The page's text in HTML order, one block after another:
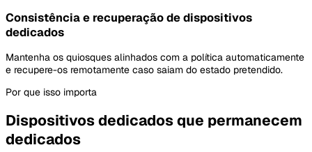
Consistência e recuperação de dispositivos
dedicados
Mantenha os quiosques alinhados com a política automaticamente
e recupere-os remotamente caso saiam do estado pretendido.
Por que isso importa
Dispositivos dedicados que permanecem
dedicados